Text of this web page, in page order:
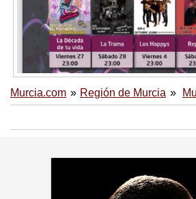
Murcia.com Región de Murcia